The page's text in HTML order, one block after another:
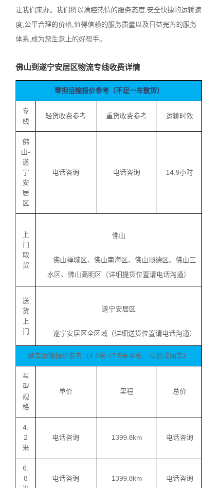
让我们来办。我们将以满腔热情的服务态度,安全快捷的运输速
度,公平合理的价格,值得信赖的服务质量以及日益完善的服务
体系,成为您生意上的好帮手。
佛山到遂宁安居区物流专线收费详情
零担运输报价参考（不足一车散货）
专
线
轻货收费参考 重货收费参考 运输时效
佛
山-
遂
宁
安
居
区
电话咨询 电话咨询 14.9小时
上
门
取
货
佛山
佛山禅城区、佛山南海区、佛山顺德区、佛山三
水区、佛山高明区（详细提货位置请电话沟通）
送
货
上
门
遂宁安居区
遂宁安居区全区域（详细送货位置请电话沟通）
整车运输报价参考（4.2米-17.5米平板，高栏或厢车）
车
型
规
格
单价 里程 总价
4.
2
米
电话咨询 1399.8km 电话咨询
6.
8
电话咨询 1399.8km 电话咨询